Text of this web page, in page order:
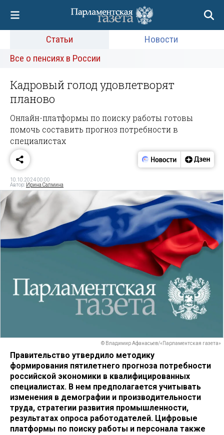
Статьи
Новости
Все о пенсиях в России
Кадровый голод удовлетворят
планово
Онлайн-платформы по поиску работы готовы
помочь составить прогноз потребности в
специалистах
10.10.2024 00:00
Автор: Ирина Салмина
© Владимир Афанасьев/«Парламентская газета»
Правительство утвердило методику
формирования пятилетнего прогноза потребности
российской экономики в квалифицированных
специалистах. В нем предполагается учитывать
изменения в демографии и производительности
труда, стратегии развития промышленности,
результатах опроса работодателей. Цифровые
платформы по поиску работы и персонала также